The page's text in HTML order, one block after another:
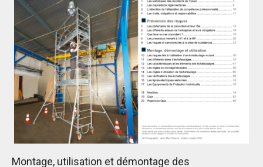
Montage, utilisation et démontage des